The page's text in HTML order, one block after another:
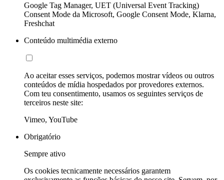
Google Tag Manager, UET (Universal Event Tracking)
Consent Mode da Microsoft, Google Consent Mode, Klarna,
Freshchat
Conteúdo multimédia externo
Ao aceitar esses serviços, podemos mostrar vídeos ou outros
conteúdos de mídia hospedados por provedores externos.
Com teu consentimento, usamos os seguintes serviços de
terceiros neste site:
Vimeo, YouTube
Obrigatório
Sempre ativo
Os cookies tecnicamente necessários garantem